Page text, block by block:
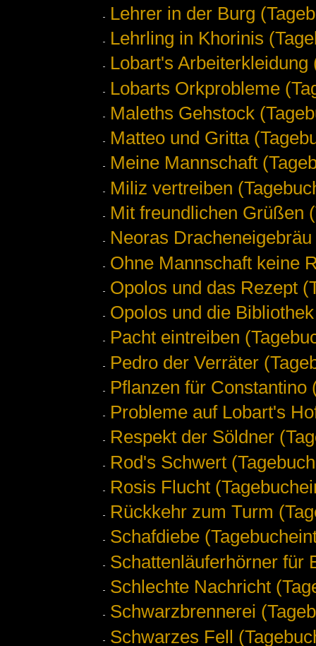
Lehrer in der Burg
Lehrling in Khorinis
Lobart's Arbeiterkleidung
Lobarts Orkprobleme
Maleths Gehstock
Matteo und Gritta
Meine Mannschaft
Miliz vertreiben
Mit freundlichen Grüßen
Neoras
Ohne Mannschaft keine
Opolos und das Rezept
Opolos und die
Pacht eintreiben
Pedro der Verräter
Pflanzen für Constantino
Probleme auf Lobart's
Respekt der Söldner
Rod's Schwert
Rosis Flucht
Rückkehr zum Turm
Schafdiebe
Schattenläuferhörner für
Schlechte Nachricht
Schwarzbrennerei
Schwarzes Fell